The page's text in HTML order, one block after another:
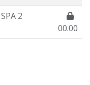
2
00.00